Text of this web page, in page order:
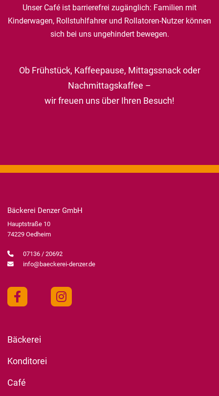
Unser Café ist barrierefrei zugänglich: Familien mit
Kinderwagen, Rollstuhlfahrer und Rollatoren-Nutzer können
sich bei uns ungehindert bewegen.
Ob Frühstück, Kaffeepause, Mittagssnack oder
Nachmittagskaffee –
wir freuen uns über Ihren Besuch!
Bäckerei Denzer GmbH
Hauptstraße 10
74229 Oedheim
07136 / 20692
info@baeckerei-denzer.de
Bäckerei
Konditorei
Café